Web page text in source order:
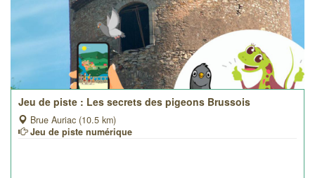
Jeu de piste : Les secrets des pigeons Brussois
Brue Auriac (10.5 km)
Jeu de piste numérique